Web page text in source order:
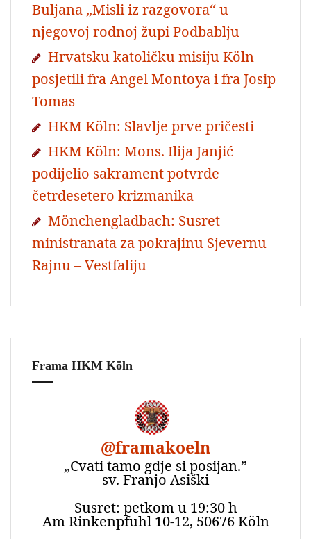
Buljana „Misli iz razgovora“ u
njegovoj rodnoj župi Podbablju
Hrvatsku katoličku misiju Köln
posjetili fra Angel Montoya i fra Josip
Tomas
HKM Köln: Slavlje prve pričesti
HKM Köln: Mons. Ilija Janjić
podijelio sakrament potvrde
četrdesetero krizmanika
Mönchengladbach: Susret
ministranata za pokrajinu Sjevernu
Rajnu – Vestfaliju
Frama HKM Köln
@framakoeln
„Cvati tamo gdje si posijan.”
sv. Franjo Asiški
Susret: petkom u 19:30 h
Am Rinkenpfuhl 10-12, 50676 Köln